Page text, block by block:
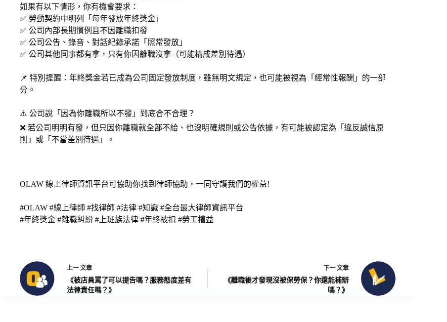
如果有以下情形，你有機會要求：
✅ 勞動契約中明列「每年發放年終獎金」
✅ 公司內部長期慣例且不因離職扣發
✅ 公司公告、錄音、對話紀錄承諾「照常發放」
✅ 公司其他同事都有拿，只有你因離職沒拿（可能構成差別待遇）
📌 特別提醒：年終獎金若已成為公司固定發放制度，雖無明文規定，也可能被視為「經常性報酬」的一部
分。
⚠️ 公司說「因為你離職所以不發」到底合不合理？
❌ 若公司明明有發，但只因你離職就全部不給、也沒明確規則或公告依據，有可能被認定為「違反誠信原
則」或「不當差別待遇」。
OLAW 線上律師資訊平台可協助你找到律師協助，一同守護我們的權益!
#OLAW #線上律師 #找律師 #法律 #知識 #全台最大律師資訊平台
#年終獎金 #離職糾紛 #上班族法律 #年終被扣 #勞工權益
上一 文章
《被店員罵了可以提告嗎？服務態度差有
法律責任嗎？》
下一 文章
《離職後才發現沒被保勞保？你還能補辦
嗎？》